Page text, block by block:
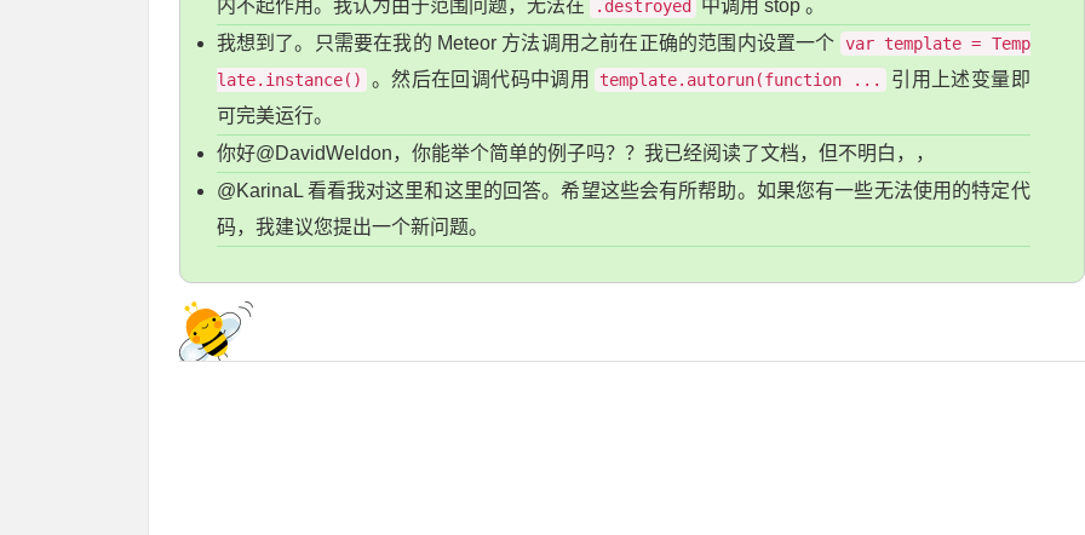
内不起作用。我认为由于范围问题，无法在
.destroyed 中调用 stop 。
我想到了。只需要在我的 Meteor 方法调用之前在正确的范围内设置一个 var template = Temp
late.instance()
。然后在回调代码中调用 template.autorun(function ...
引用上述变量即
可完美运行。
你好@DavidWeldon，你能举个简单的例子吗？？我已经阅读了文档，但不明白，，
@KarinaL 看看我对这里和这里的回答。希望这些会有所帮助。如果您有一些无法使用的特定代
码，我建议您提出一个新问题。